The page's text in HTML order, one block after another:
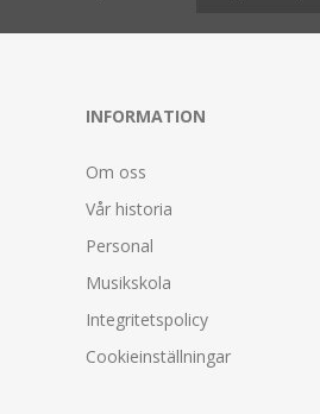
INFORMATION
Om oss
Vår historia
Personal
Musikskola
Integritetspolicy
Cookieinställningar